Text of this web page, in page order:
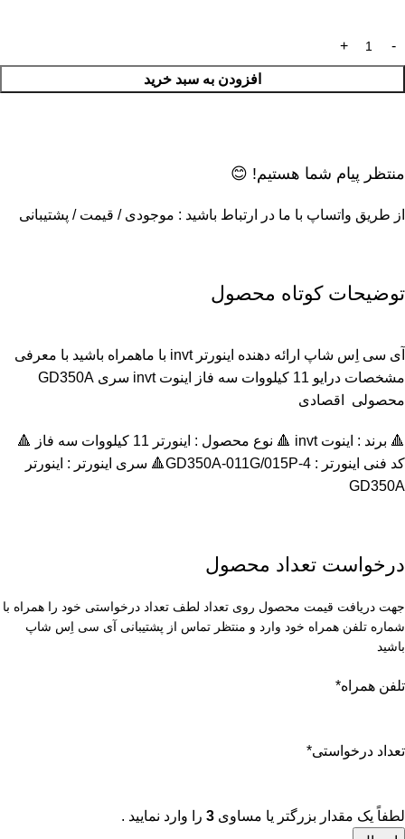
افزودن به سبد خرید
منتظر پیام شما هستیم! 😊
از طریق واتساپ با ما در ارتباط باشید : موجودی / قیمت / پشتیبانی
توضیحات کوتاه محصول
آی سی اِس شاپ ارائه دهنده اینورتر invt با ماهمراه باشید با معرفی
مشخصات درایو 11 کیلووات سه فاز اینوت invt سری GD350A
محصولی اقصادی
🔺 برند : اینوت invt 🔺 نوع محصول : اينورتر 11 کیلووات سه فاز 🔺
کد فنی اینورتر : GD350A-011G/015P-4🔺 سری اینورتر :
اينورتر
GD350A
درخواست تعداد محصول
جهت دریافت قیمت محصول روی تعداد لطف تعداد درخواستی خود را همراه با
شماره تلفن همراه خود وارد و منتظر تماس از پشتیبانی آی سی اِس شاپ
باشید
تلفن همراه*
تعداد درخواستی*
لطفاً یک مقدار بزرگتر یا مساوی 3 را وارد نمایید .